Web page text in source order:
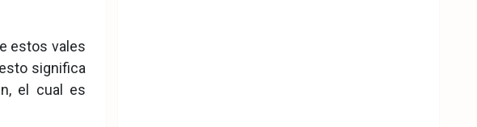
estos vales
significa
el cual es